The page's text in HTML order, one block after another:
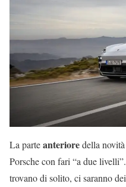
La parteanterioredella
Porsche con fari “a due
trovano di solito, ci saranno